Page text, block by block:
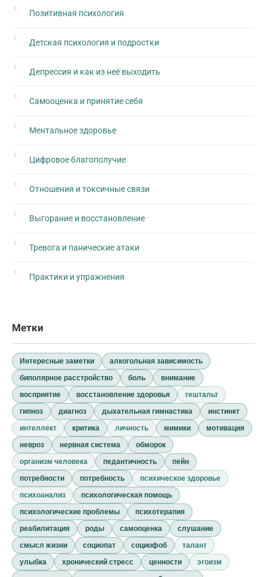
Позитивная психология
Детская психология и подростки
Депрессия и как из неё выходить
Самооценка и принятие себя
Ментальное здоровье
Цифровое благополучие
Отношения и токсичные связи
Выгорание и восстановление
Тревога и панические атаки
Практики и упражнения
Метки
Интересные заметки
алкогольная зависимость
биполярное расстройство
боль
внимание
восприятие
восстановление здоровья
гештальт
гипноз
диагноз дыхательная гимнастика
инстинкт
интеллект
критика личность мимики
мотивация
невроз
нервная система
обморок
организм человека
педантичность
пейн
потребности
потребность
психическое здоровье
психоанализ
психологическая помощь
психологические проблемы
психотерапия
реабилитация
роды самооценка
слушание
смысл жизни
социопат социофоб
талант
улыбка
хронический стресс ценности
эгоизм